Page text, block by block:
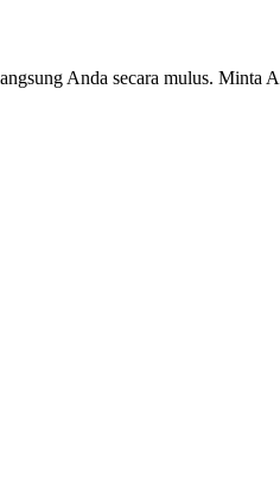
Anda secara mulus. Minta